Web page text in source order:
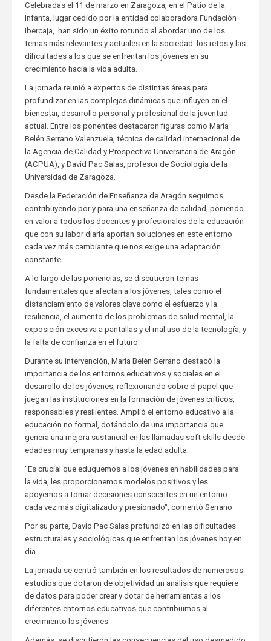
Celebradas el 11 de marzo en Zaragoza, en el Patio de la
Infanta, lugar cedido por la entidad colaboradora Fundación
Ibercaja, han sido un éxito rotundo al abordar uno de los
temas más relevantes y actuales en la sociedad: los retos y las
dificultades a los que se enfrentan los jóvenes en su
crecimiento hacia la vida adulta.
La jornada reunió a expertos de distintas áreas para
profundizar en las complejas dinámicas que influyen en el
bienestar, desarrollo personal y profesional de la juventud
actual. Entre los ponentes destacaron figuras como María
Belén Serrano Valenzuela, técnica de calidad internacional de
la Agencia de Calidad y Prospectiva Universitaria de Aragón
(ACPUA), y David Pac Salas, profesor de Sociología de la
Universidad de Zaragoza.
Desde la Federación de Enseñanza de Aragón seguimos
contribuyendo por y para una enseñanza de calidad, poniendo
en valor a todos los docentes y profesionales de la educación
que con su labor diaria aportan soluciones en este entorno
cada vez más cambiante que nos exige una adaptación
constante.
A lo largo de las ponencias, se discutieron temas
fundamentales que afectan a los jóvenes, tales como el
distanciamiento de valores clave como el esfuerzo y la
resiliencia, el aumento de los problemas de salud mental, la
exposición excesiva a pantallas y el mal uso de la tecnología, y
la falta de confianza en el futuro.
Durante su intervención, María Belén Serrano destacó la
importancia de los entornos educativos y sociales en el
desarrollo de los jóvenes, reflexionando sobre el papel que
juegan las instituciones en la formación de jóvenes críticos,
responsables y resilientes. Amplió el entorno educativo a la
educación no formal, dotándolo de una importancia que
genera una mejora sustancial en las llamadas soft skills desde
edades muy tempranas y hasta la edad adulta.
"Es crucial que eduquemos a los jóvenes en habilidades para
la vida, les proporcionemos modelos positivos y les
apoyemos a tomar decisiones conscientes en un entorno
cada vez más digitalizado y presionado", comentó Serrano.
Por su parte, David Pac Salas profundizó en las dificultades
estructurales y sociológicas que enfrentan los jóvenes hoy en
día.
La jornada se centró también en los resultados de numerosos
estudios que dotaron de objetividad un análisis que requiere
de datos para poder crear y dotar de herramientas a los
diferentes entornos educativos que contribuimos al
crecimiento los jóvenes.